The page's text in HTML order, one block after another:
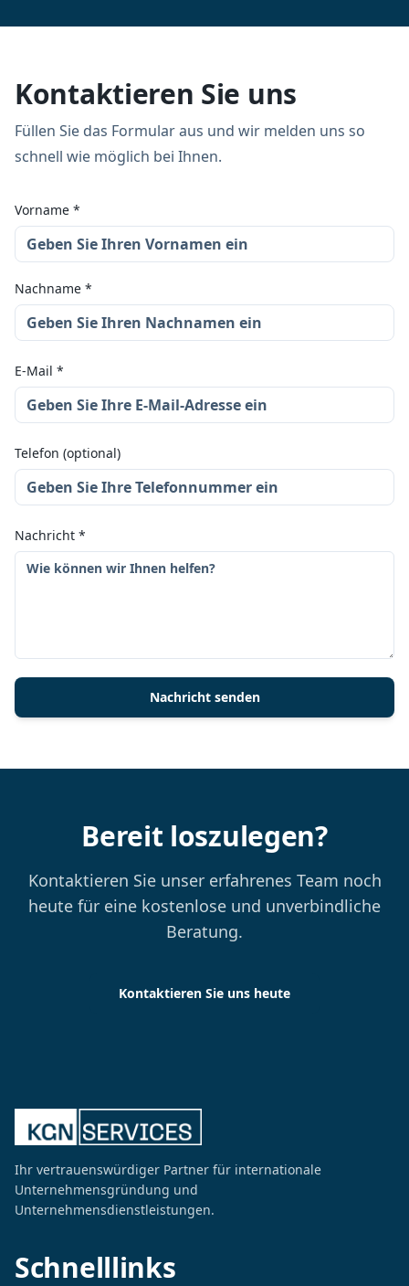
Kontaktieren Sie uns
Füllen Sie das Formular aus und wir melden uns so
schnell wie möglich bei Ihnen.
Vorname *
Nachname *
E-Mail *
Telefon (optional)
Nachricht *
Nachricht senden
Bereit loszulegen?
Kontaktieren Sie unser erfahrenes Team noch
heute für eine kostenlose und unverbindliche
Beratung.
Kontaktieren Sie uns heute
Ihr vertrauenswürdiger Partner für internationale
Unternehmensgründung und
Unternehmensdienstleistungen.
Schnelllinks